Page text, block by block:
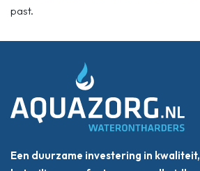
past.
Een duurzame investering in kwaliteit,